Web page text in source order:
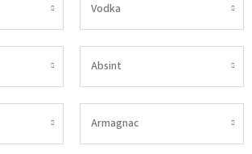
Vodka
Absint
Armagnac